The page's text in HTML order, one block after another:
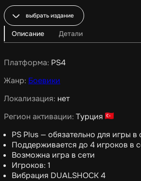
выбрать издание
Описание Детали
Платформа: PS4
Жанр: Боевики
Локализация: нет
Регион активации: Турция
PS Plus — обязательно для игры в
Поддерживается до 4 игроков в
Возможна игра в сети
Игроков: 1
Вибрация DUALSHOCK 4